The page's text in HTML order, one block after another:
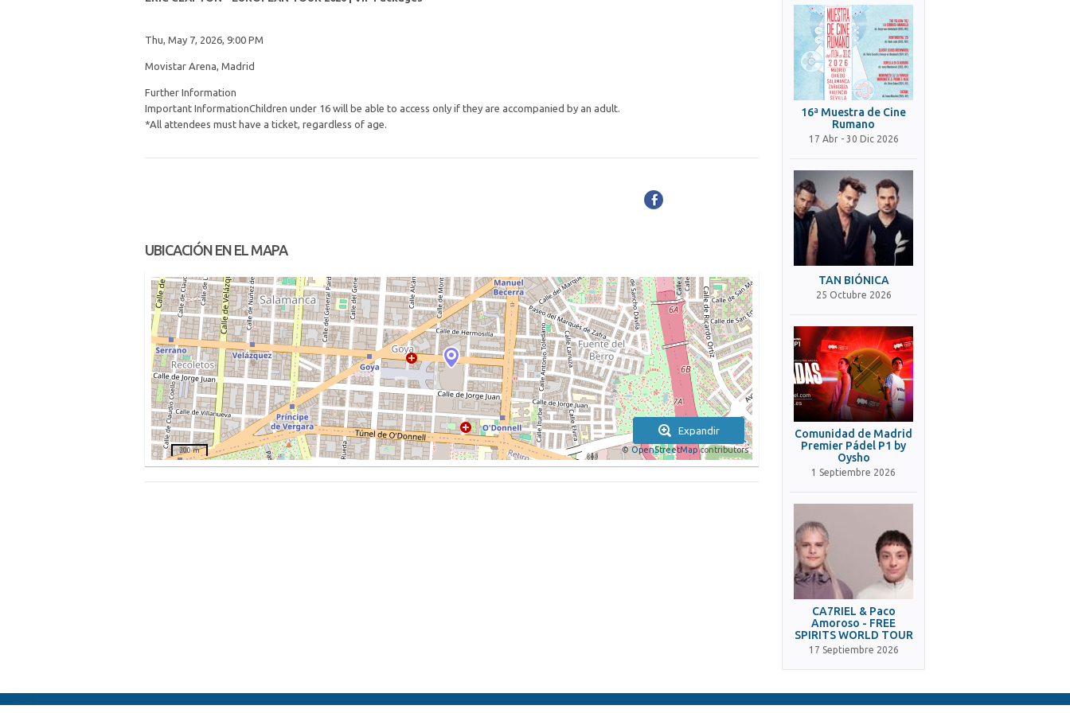
Thu, May 7, 2026, 9:00 PM
Movistar Arena, Madrid
Further Information
Important InformationChildren under 16 will be able to access only if they are accompanied by an adult.
*All attendees must have a ticket, regardless of age.
UBICACIÓN EN EL MAPA
Expandir
©OpenStreetMapcontributors
200 m
16ª Muestra de Cine
Rumano
17 Abr - 30 Dic 2026
TAN BIÓNICA
25 Octubre 2026
Comunidad de Madrid
Premier Pádel P1 by
Oysho
1 Septiembre 2026
CA7RIEL & Paco
Amoroso - FREE
SPIRITS WORLD TOUR
17 Septiembre 2026